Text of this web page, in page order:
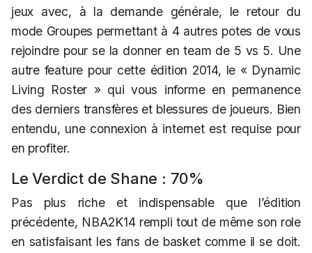
jeux avec, à la demande générale, le retour du
mode Groupes permettant à 4 autres potes de vous
rejoindre pour se la donner en team de 5 vs 5. Une
autre feature pour cette édition 2014, le « Dynamic
Living Roster » qui vous informe en permanence
des derniers transfères et blessures de joueurs. Bien
entendu, une connexion à internet est requise pour
en profiter.
Le Verdict de Shane : 70%
Pas plus riche et indispensable que l’édition
précédente, NBA2K14 rempli tout de même son role
en satisfaisant les fans de basket comme il se doit.